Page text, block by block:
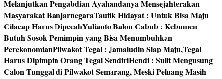
Melanjutkan Pengabdian Ayahandanya Mensejahterakan
Masyarakat BanjarnegaraTaufik Hidayat : Untuk Bisa Maju
Cilacap Harus DipecahYulianto Balon Cabub : Kebumen
Butuh Sosok Pemimpin yang Bisa Menumbuhkan
PerekonomianPilwakot Tegal : Jamaludin Siap Maju,Tegal
Harus Dipimpin Orang Tegal SendiriHendi : Sulit Mengusung
Calon Tunggal di Pilwakot Semarang, Meski Peluang Masih